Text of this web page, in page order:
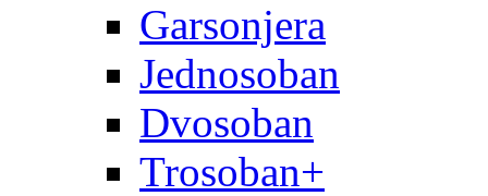
Garsonjera
Jednosoban
Dvosoban
Trosoban+